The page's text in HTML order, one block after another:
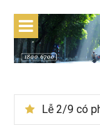
content